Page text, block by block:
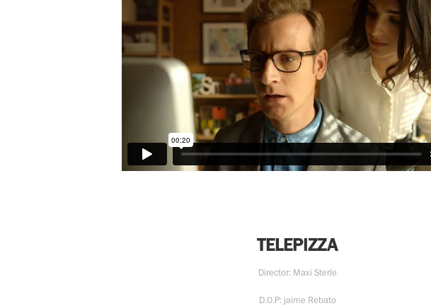
TELEPIZZA
Director: Maxi Sterle
D.O.P: jaime Rebato